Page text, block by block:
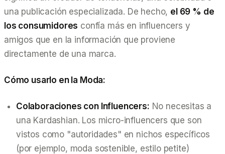
una publicación especializada. De hecho, el 69 % de
los consumidores confía más en influencers y
amigos que en la información que proviene
directamente de una marca.
Cómo usarlo en la Moda:
Colaboraciones con Influencers: No necesitas a
una Kardashian. Los micro-influencers que son
vistos como "autoridades" en nichos específicos
(por ejemplo, moda sostenible, estilo petite)